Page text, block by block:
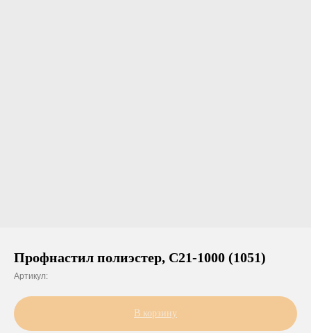
Профнастил полиэстер, С21-1000 (1051)
Артикул:
В корзину